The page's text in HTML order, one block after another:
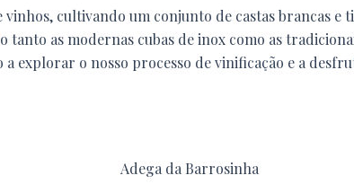
cultivando um conjunto de castas brancas e
as modernas cubas de inox como as
explorar o nosso processo de vinificação e a